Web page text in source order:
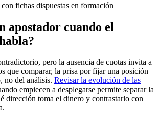
fichas dispuestas en formación
apostador cuando el
pero la ausencia de cuotas invita a
que comparar, la prisa por fijar una posición
no del análisis. Revisar la evolución de las
empiecen a desplegarse permite separar la
dirección toma el dinero y contrastarlo con